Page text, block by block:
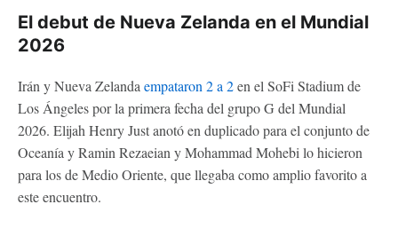
El debut de Nueva Zelanda en el Mundial
2026
Irán y Nueva Zelanda empataron 2 a 2en el SoFi Stadium de
Los Ángeles por la primera fecha del grupo G del Mundial
2026. Elijah Henry Just anotó en duplicado para el conjunto de
Oceanía y Ramin Rezaeian y Mohammad Mohebi lo hicieron
para los de Medio Oriente, que llegaba como amplio favorito a
este encuentro.